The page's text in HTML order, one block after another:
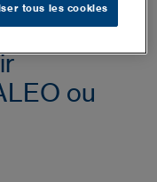
ou
tous les cookies